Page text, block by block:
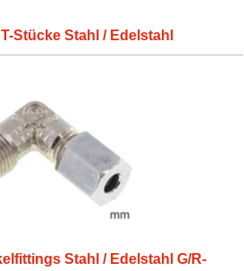
Stücke Stahl / Edelstahl
Stahl / Edelstahl G/R-